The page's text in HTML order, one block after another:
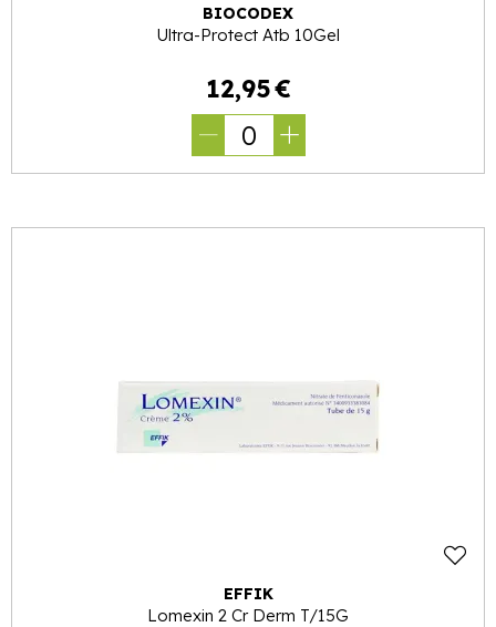
BIOCODEX
Ultra-Protect Atb 10Gel
12,95€
0
EFFIK
Lomexin 2 Cr Derm T/15G